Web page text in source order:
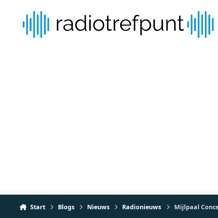
Start Blogs Nieuws Radionieuws Mijlpaal